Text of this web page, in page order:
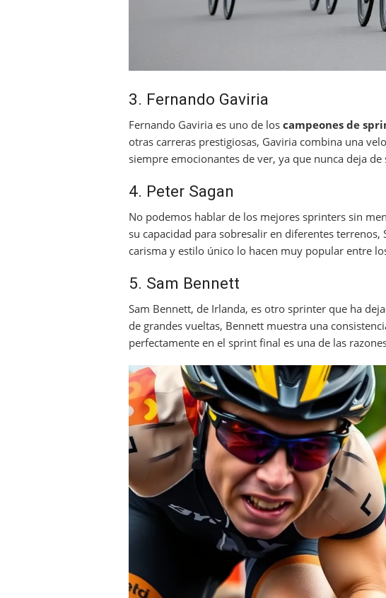
3. Fernando Gaviria
Fernando Gaviria es uno de los campeones de
otras carreras prestigiosas, Gaviria combina una
siempre emocionantes de ver, ya que nunca deja
4. Peter Sagan
No podemos hablar de los mejores sprinters sin
su capacidad para sobresalir en diferentes
carisma y estilo único lo hacen muy popular entre
5. Sam Bennett
Sam Bennett, de Irlanda, es otro sprinter que ha
de grandes vueltas, Bennett muestra una
perfectamente en el sprint final es una de las